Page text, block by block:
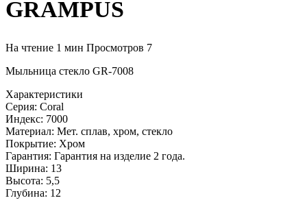
GRAMPUS
На чтение 1 мин Просмотров 7
Мыльница стекло GR-7008
Характеристики
Серия: Coral
Индекс: 7000
Материал: Мет. сплав, хром, стекло
Покрытие: Хром
Гарантия: Гарантия на изделие 2 года.
Ширина: 13
Высота: 5,5
Глубина: 12